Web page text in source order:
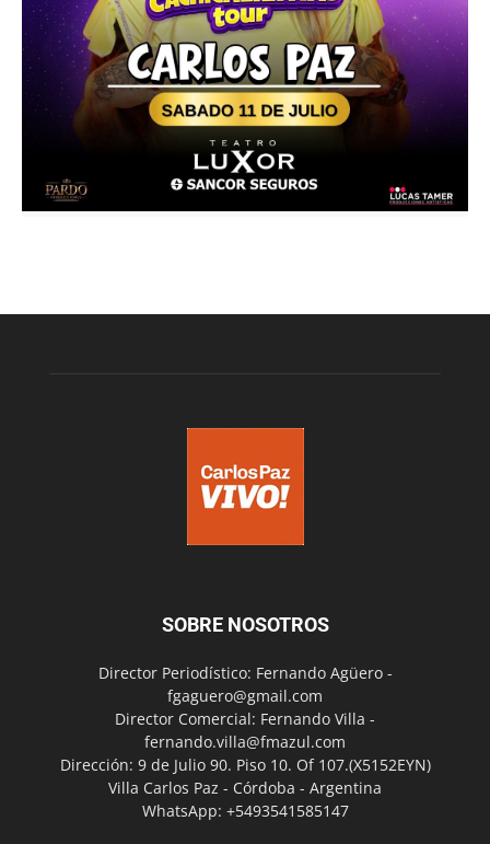
SOBRE NOSOTROS
Director Periodístico: Fernando Agüero -
fgaguero@gmail.com
Director Comercial: Fernando Villa -
fernando.villa@fmazul.com
Dirección: 9 de Julio 90. Piso 10. Of 107.(X5152EYN)
Villa Carlos Paz - Córdoba - Argentina
WhatsApp: +5493541585147